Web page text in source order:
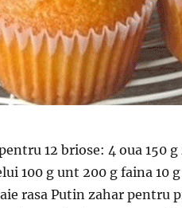
12 briose: 4 oua 150
100 g unt 200 g faina 10
rasa Putin zahar pentru